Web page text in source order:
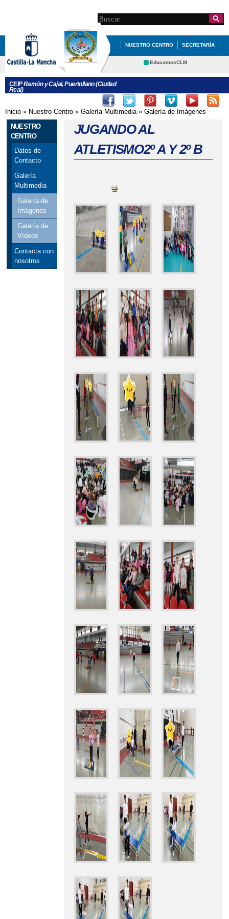
contenido
principal
Formulario de
búsqueda
Search this site
NUESTRO CENTRO SECRETARÍA
EDUCACIÓN QUÉ HACEMOS
EducamosCLM
Deportes CRFP
Contacto
CEIP Ramón y Cajal, Puertollano (Ciudad
Real)
Se encuentra usted aquí
Inicio » Nuestro Centro » Galería Multimedia » Galería de Imágenes
NUESTRO
CENTRO
Datos de
Contacto
Galería
Multimedia
Galería de
Imágenes
Galería de
Vídeos
Contacta con
nosotros
JUGANDO AL
ATLETISMO2º A Y 2º B